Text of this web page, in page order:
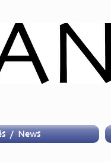
/ News